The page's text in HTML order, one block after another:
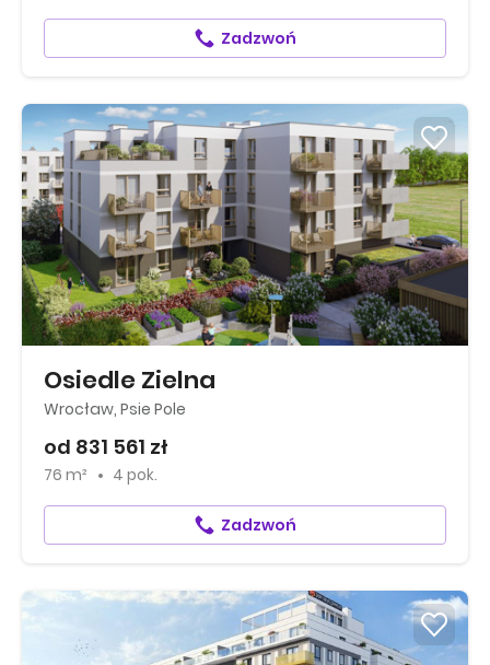
Zadzwoń
Osiedle Zielna
Wrocław, Psie Pole
od 831 561 zł
76 m² 4 pok.
Zadzwoń